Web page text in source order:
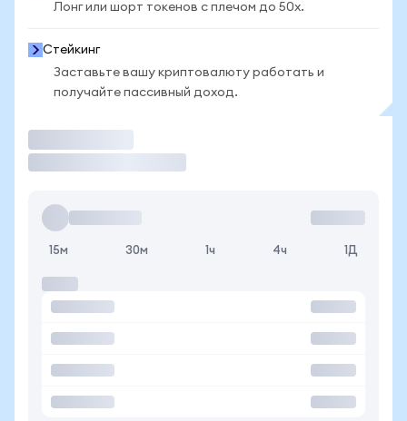
Лонг или шорт токенов с плечом до 50x.
Стейкинг
Заставьте вашу криптовалюту работать и
получайте пассивный доход.
15м 30м 1ч 4ч 1Д